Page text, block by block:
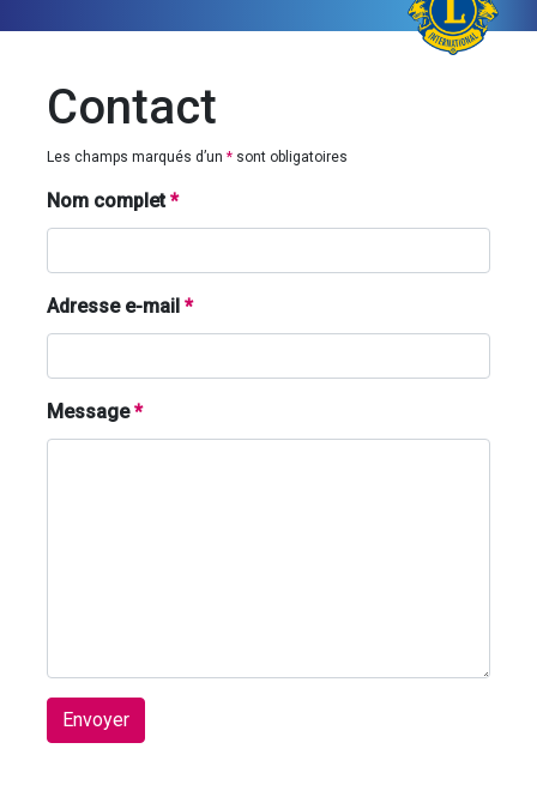
Contact
Les champs marqués d’un * sont obligatoires
Nom complet*
Adresse e-mail *
Message*